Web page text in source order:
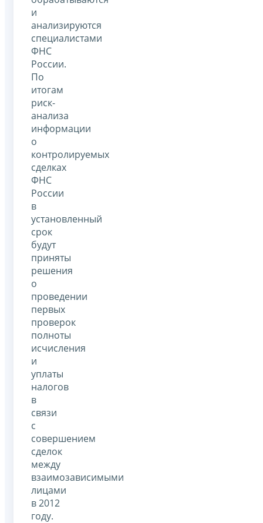
и
анализируются
специалистами
ФНС
России.
По
итогам
риск-
анализа
информации
о
контролируемых
сделках
ФНС
России
в
установленный
срок
будут
приняты
решения
о
проведении
первых
проверок
полноты
исчисления
и
уплаты
налогов
в
связи
с
совершением
сделок
между
взаимозависимыми
лицами
в 2012
году.